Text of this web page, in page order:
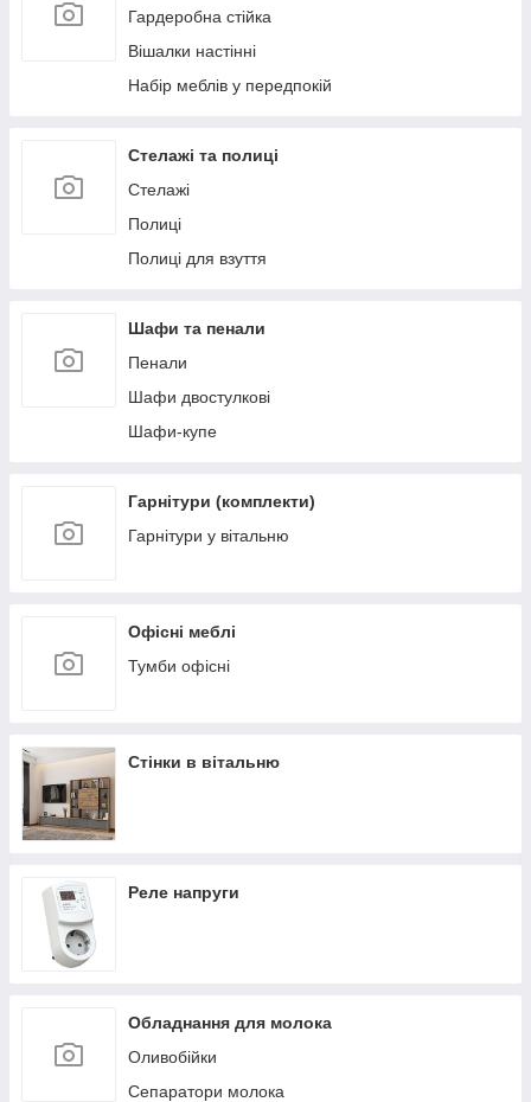
Гардеробна стійка
Вішалки настінні
Набір меблів у передпокій
Стелажі та полиці
Стелажі
Полиці
Полиці для взуття
Шафи та пенали
Пенали
Шафи двостулкові
Шафи-купе
Гарнітури (комплекти)
Гарнітури у вітальню
Офісні меблі
Тумби офісні
Стінки в вітальню
Реле напруги
Обладнання для молока
Оливобійки
Сепаратори молока